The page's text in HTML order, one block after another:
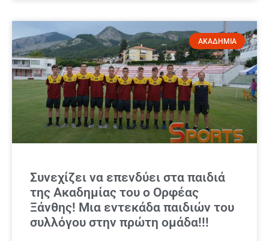
ΑΚΑΔΗΜΙΑ
Συνεχίζει να επενδύει στα παιδιά
της Ακαδημίας του ο Ορφέας
Ξάνθης! Μια εντεκάδα παιδιών του
συλλόγου στην πρώτη ομάδα!!!